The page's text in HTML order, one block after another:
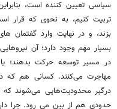
سیاسی تعیین کننده است،
تربیت کنیم، به نحوی که قرار
بزند، و در نهایت وارد گفتمان
بسیار مهم وجود دارد؛ آن
در مسیر توسعه حرکت بدهند؛ یا
مهاجرت می‌کنند. کسانی هم که
درگیر محدودیت‌هایی می‌شوند